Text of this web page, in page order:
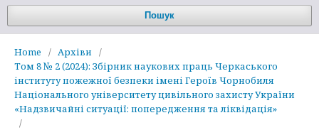
Пошук
Home / Архіви
/
Том 8 № 2 (2024): Збірник наукових праць Черкаського
інституту пожежної безпеки імені Героїв Чорнобиля
Національного університету цивільного захисту України
«Надзвичайні ситуації: попередження та ліквідація»
/